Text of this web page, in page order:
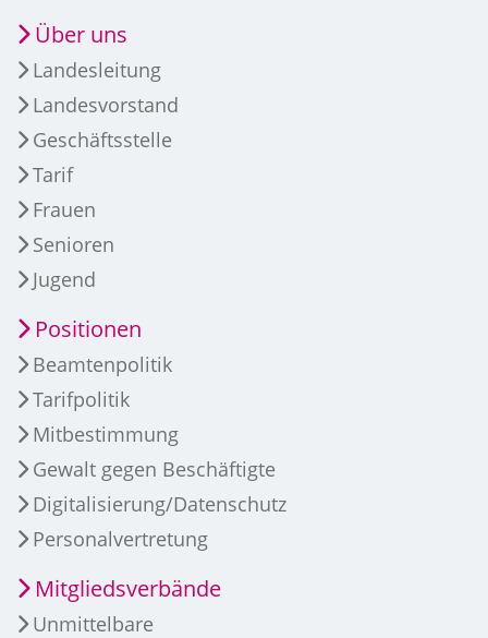
Über uns
Landesleitung
Landesvorstand
Geschäftsstelle
Tarif
Frauen
Senioren
Jugend
Positionen
Beamtenpolitik
Tarifpolitik
Mitbestimmung
Gewalt gegen Beschäftigte
Digitalisierung/Datenschutz
Personalvertretung
Mitgliedsverbände
Unmittelbare